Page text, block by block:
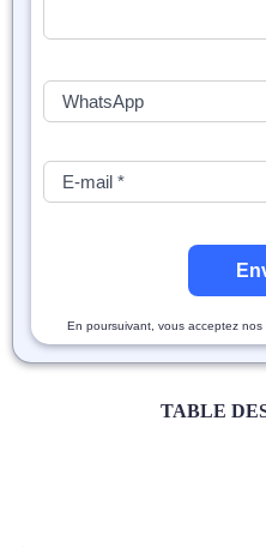
En poursuivant, vous acceptez nos
TABLE